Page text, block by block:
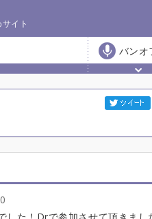
イト
バンオ
0